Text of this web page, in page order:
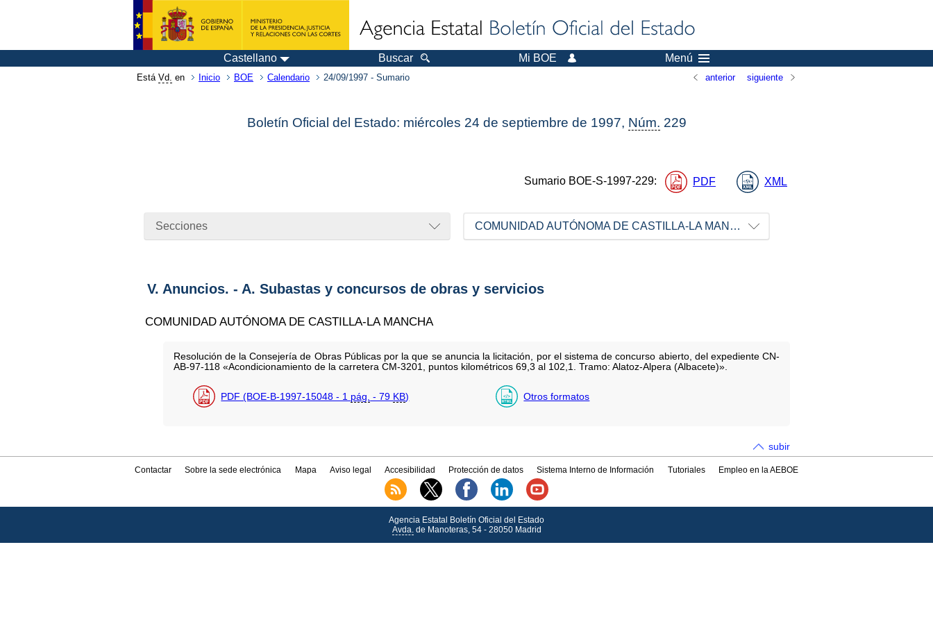
Castellano Buscar Mi BOE Menú
Está Vd. en Inicio BOE Calendario 24/09/1997 - Sumario anterior siguiente
Boletín Oficial del Estado: miércoles 24 de septiembre de 1997, Núm. 229
Sumario BOE-S-1997-229: PDF XML
Secciones COMUNIDAD AUTÓNOMA DE CASTILLA-LA MANCHA
V. Anuncios. - A. Subastas y concursos de obras y servicios
COMUNIDAD AUTÓNOMA DE CASTILLA-LA MANCHA
Resolución de la Consejería de Obras Públicas por la que se anuncia la licitación, por el sistema de concurso abierto, del expediente CN-
AB-97-118 «Acondicionamiento de la carretera CM-3201, puntos kilométricos 69,3 al 102,1. Tramo: Alatoz-Alpera (Albacete)».
PDF (BOE-B-1997-15048 - 1 pág. - 79 KB) Otros formatos
subir
Contactar Sobre la sede electrónica Mapa Aviso legal Accesibilidad Protección de datos Sistema Interno de Información Tutoriales Empleo en la AEBOE
Agencia Estatal Boletín Oficial del Estado
Avda.de Manoteras, 54 - 28050 Madrid